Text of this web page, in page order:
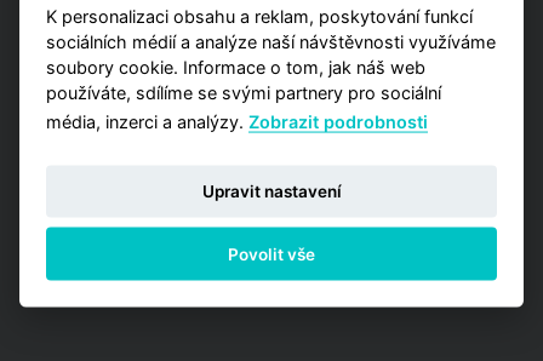
PŘEJÍT NA ANALÝZY
K personalizaci obsahu a reklam, poskytování funkcí
sociálních médií a analýze naší návštěvnosti využíváme
soubory cookie. Informace o tom, jak náš web
používáte, sdílíme se svými partnery pro sociální
média, inzerci a analýzy.Zobrazit podrobnosti
Upravit nastavení
Povolit vše